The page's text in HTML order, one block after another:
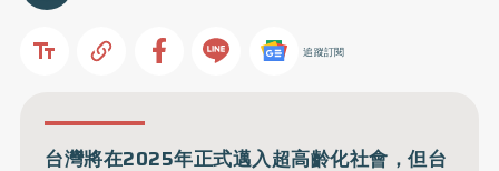
追蹤訂閱
台灣將在2025年正式邁入超高齡化社會，但台